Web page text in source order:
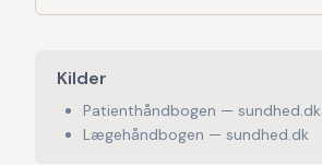
Kilder
Patienthåndbogen — sundhed.dk
Lægehåndbogen — sundhed.dk